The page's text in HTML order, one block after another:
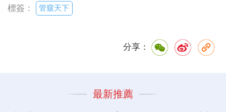
標簽： 管窺天下
分享：
最新推薦